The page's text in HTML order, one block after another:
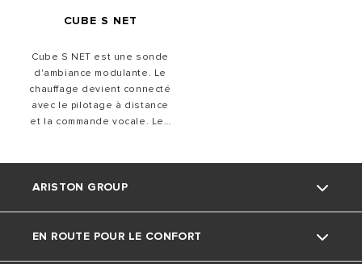
CUBE S NET
Cube S NET est une sonde
d'ambiance modulante. Le
chauffage devient connecté
avec le pilotage à distance
et la commande vocale. Les
des économies de
ARISTON GROUP
La marque Ariston
EN ROUTE POUR LE CONFORT